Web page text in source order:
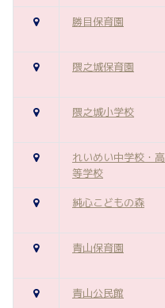
勝目保育園
隈之城保育園
隈之城小学校
れいめい中学校・高
等学校
純心こどもの森
青山保育園
青山公民館